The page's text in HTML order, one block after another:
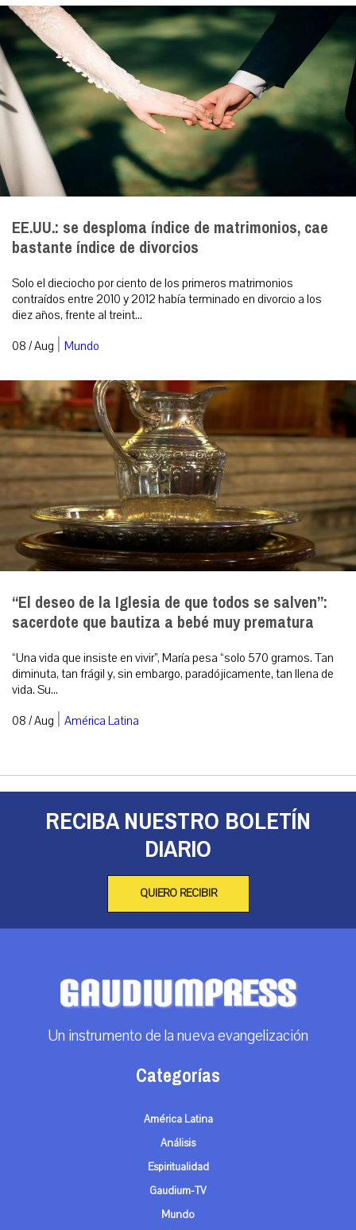
EE.UU.: se desploma índice de matrimonios, cae
bastante índice de divorcios
Solo el dieciocho por ciento de los primeros matrimonios
contraídos entre 2010 y 2012 había terminado en divorcio a los
diez años, frente al treint...
08 / Aug | Mundo
“El deseo de la Iglesia de que todos se salven”:
sacerdote que bautiza a bebé muy prematura
“Una vida que insiste en vivir”, María pesa “solo 570 gramos. Tan
diminuta, tan frágil y, sin embargo, paradójicamente, tan llena de
vida. Su...
08 / Aug | América Latina
RECIBA NUESTRO BOLETÍN
DIARIO
QUIERO RECIBIR
Un instrumento de la nueva evangelización
Categorías
América Latina
Análisis
Espiritualidad
Gaudium-TV
Mundo